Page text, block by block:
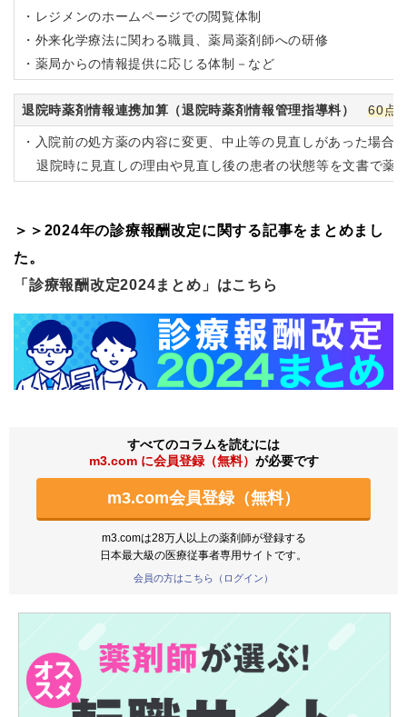
・レジメンのホームページでの閲覧体制
・外来化学療法に関わる職員、薬局薬剤師への研修
・薬局からの情報提供に応じる体制－など
退院時薬剤情報連携加算（退院時薬剤情報管理指導料）60点
・入院前の処方薬の内容に変更、中止等の見直しがあった場合
退院時に見直しの理由や見直し後の患者の状態等を文書で薬
＞＞2024年の診療報酬改定に関する記事をまとめまし
た。
「診療報酬改定2024まとめ」はこちら
すべてのコラムを読むには
m3.com に会員登録（無料） が必要です
m3.com会員登録（無料）
m3.comは28万人以上の薬剤師が登録する
日本最大級の医療従事者専用サイトです。
会員の方はこちら（ログイン）